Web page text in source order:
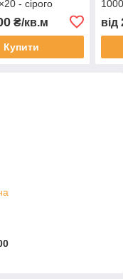
- сірого
₴/кв.м
Купити
від